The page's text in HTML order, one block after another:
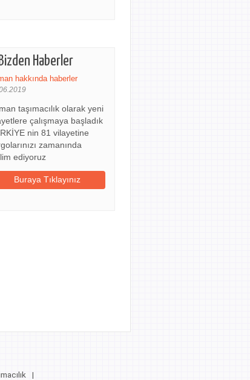
Bizden Haberler
hakkında haberler
taşımacılık olarak yeni
çalışmaya başladık
nin 81 vilayetine
zamanında
ediyoruz
Buraya Tıklayınız
|